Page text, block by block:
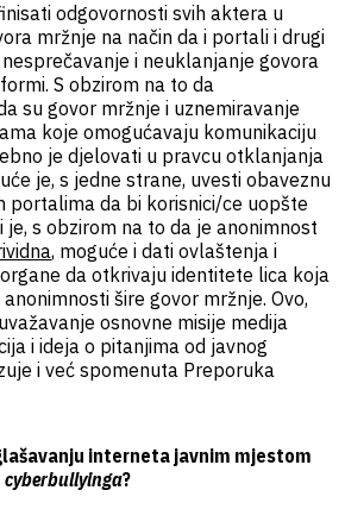
odgovornosti svih aktera u
mržnje na način da i portali i drugi
i neuklanjanje govora
S obzirom na to da
su govor mržnje i uznemiravanje
koje omogućavaju komunikaciju
je djelovati u pravcu otklanjanja
je, s jedne strane, uvesti obaveznu
portalima da bi korisnici/ce uopšte
s obzirom na to da je anonimnost
, moguće i dati ovlaštenja i
da otkrivaju identitete lica koja
šire govor mržnje. Ovo,
osnovne misije medija
i ideja o pitanjima od javnog
i već spomenuta Preporuka
interneta javnim mjestom
cyberbullyinga?